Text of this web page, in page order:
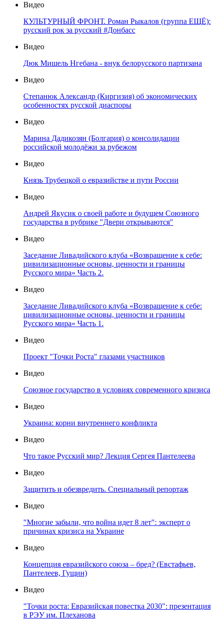
Видео
КУЛЬТУРНЫЙ ФРОНТ. Роман Рыкалов (группа ЕЩЁ):
русский рок за русский #Донбасс
Видео
Дюк Мишель Нгебана - внук белорусского партизана
Видео
Степанюк Александр (Киргизия) об экономических
особенностях русской диаспоры
Видео
Марина Дадикозян (Болгария) о консолидации
российской молодёжи за рубежом
Видео
Князь Трубецкой о евразийстве и пути России
Видео
Андрей Якусик о своей работе и будущем Союзного
государства в рубрике "Двери открываются"
Видео
Заседание Ливадийского клуба «Возвращение к себе:
цивилизационные основы, ценности и границы
Русского мира» Часть 2.
Видео
Заседание Ливадийского клуба «Возвращение к себе:
цивилизационные основы, ценности и границы
Русского мира» Часть 1.
Видео
Проект "Точки Роста" глазами участников
Видео
Союзное государство в условиях современного кризиса
Видео
Украина: корни внутреннего конфликта
Видео
Что такое Русский мир? Лекция Сергея Пантелеева
Видео
Защитить и обезвредить. Специальный репортаж
Видео
"Многие забыли, что война идет 8 лет": эксперт о
причинах кризиса на Украине
Видео
Концепция евразийского союза – бред? (Евстафьев,
Пантелеев, Гущин)
Видео
"Точки роста: Евразийская повестка 2030": презентация
в РЭУ им. Плеханова